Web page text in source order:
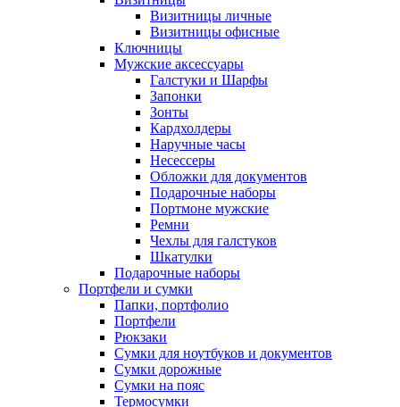
Визитницы личные
Визитницы офисные
Ключницы
Мужские аксессуары
Галстуки и Шарфы
Запонки
Зонты
Кардхолдеры
Наручные часы
Несессеры
Обложки для документов
Подарочные наборы
Портмоне мужские
Ремни
Чехлы для галстуков
Шкатулки
Подарочные наборы
Портфели и сумки
Папки, портфолио
Портфели
Рюкзаки
Сумки для ноутбуков и документов
Сумки дорожные
Сумки на пояс
Термосумки